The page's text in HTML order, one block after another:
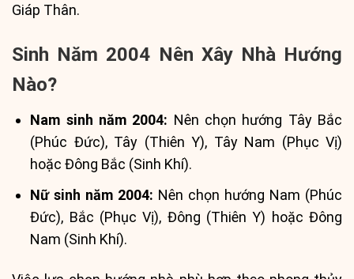
Giáp Thân.
Sinh Năm 2004 Nên Xây Nhà Hướng
Nào?
Nam sinh năm 2004: Nên chọn hướng Tây Bắc
(Phúc Đức), Tây (Thiên Y), Tây Nam (Phục Vị)
hoặc Đông Bắc (Sinh Khí).
Nữ sinh năm 2004: Nên chọn hướng Nam (Phúc
Đức), Bắc (Phục Vị), Đông (Thiên Y) hoặc Đông
Nam (Sinh Khí).